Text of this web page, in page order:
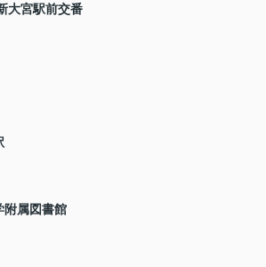
大宮駅前交番
附属図書館